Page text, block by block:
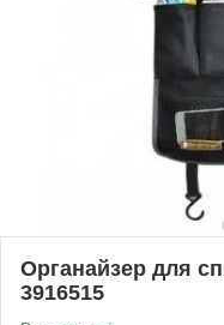
Органайзер для
3916515